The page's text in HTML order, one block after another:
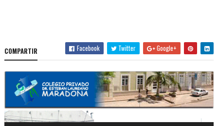
COMPARTIR Facebook Twitter Google+